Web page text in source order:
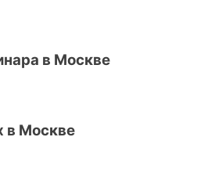
в Москве
в Москве